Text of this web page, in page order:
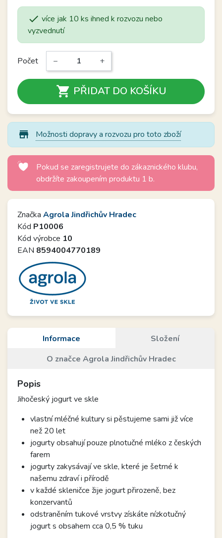
 více jak 10 ks ihned k rozvozu nebo
vyzvednutí
Počet − +
 PŘIDAT DO KOŠÍKU
store_mall_directory Možnosti dopravy a rozvozu pro toto zboží
Pokud se zaregistrujete do zákaznického klubu,
obdržíte zakoupením produktu 1 b.
Značka Agrola Jindřichův Hradec
Kód P10006
Kód výrobce 10
EAN 8594004770189
Informace
Složení
O značce Agrola Jindřichův Hradec
Popis
Jihočeský jogurt ve skle
vlastní mléčné kultury si pěstujeme sami již více
než 20 let
jogurty obsahují pouze plnotučné mléko z českých
farem
jogurty zakysávají ve skle, které je šetrné k
našemu zdraví i přírodě
v každé skleničce žije jogurt přirozeně, bez
konzervantů
odstraněním tukové vrstvy získáte nízkotučný
jogurt s obsahem cca 0,5 % tuku